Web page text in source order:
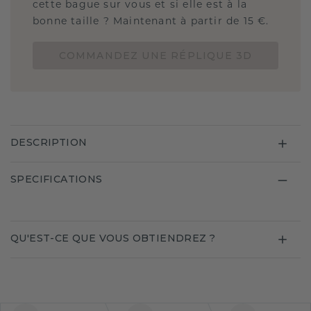
cette bague sur vous et si elle est à la
bonne taille ? Maintenant à partir de 15 €.
DESCRIPTION
SPECIFICATIONS
QU'EST-CE QUE VOUS OBTIENDREZ ?